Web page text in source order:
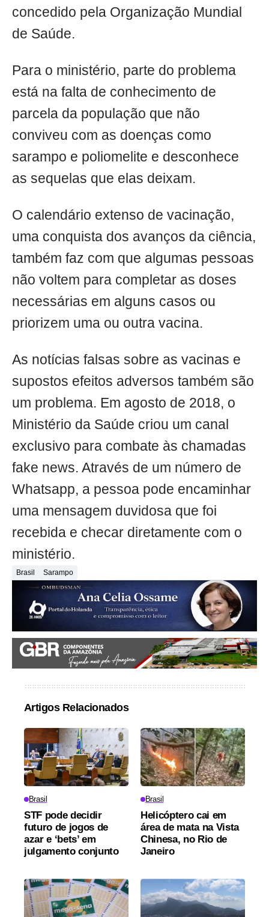
concedido pela Organização Mundial
de Saúde.
Para o ministério, parte do problema
está na falta de conhecimento de
parcela da população que não
conviveu com as doenças como
sarampo e poliomelite e desconhece
as sequelas que elas deixam.
O calendário extenso de vacinação,
uma conquista dos avanços da ciência,
também faz com que algumas pessoas
não voltem para completar as doses
necessárias em alguns casos ou
priorizem uma ou outra vacina.
As notícias falsas sobre as vacinas e
supostos efeitos adversos também são
um problema. Em agosto de 2018, o
Ministério da Saúde criou um canal
exclusivo para combate às chamadas
fake news. Através de um número de
Whatsapp, a pessoa pode encaminhar
uma mensagem duvidosa que foi
recebida e checar diretamente com o
ministério.
Brasil Sarampo
Artigos Relacionados
Brasil
STF pode decidir
futuro de jogos de
azar e ‘bets’ em
julgamento conjunto
Brasil
Helicóptero cai em
área de mata na Vista
Chinesa, no Rio de
Janeiro